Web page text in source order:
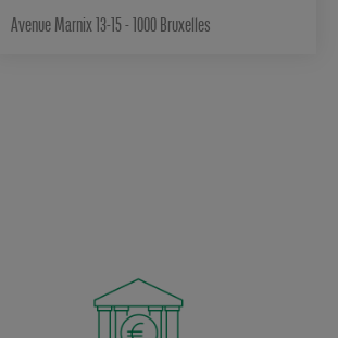
Avenue Marnix 13-15 - 1000 Bruxelles